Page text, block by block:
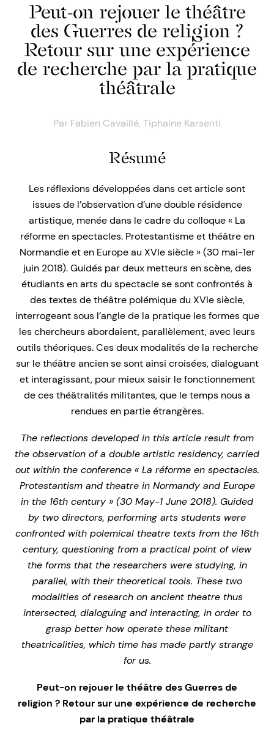
Peut-on rejouer le théâtre
des Guerres de religion ?
Retour sur une expérience
de recherche par la pratique
théâtrale
Par Fabien Cavaillé, Tiphaine Karsenti
Résumé
Les réflexions développées dans cet article sont
issues de l’observation d’une double résidence
artistique, menée dans le cadre du colloque « La
réforme en spectacles. Protestantisme et théâtre en
Normandie et en Europe au XVIe siècle » (30 mai-1er
juin 2018). Guidés par deux metteurs en scène, des
étudiants en arts du spectacle se sont confrontés à
des textes de théâtre polémique du XVIe siècle,
interrogeant sous l’angle de la pratique les formes que
les chercheurs abordaient, parallèlement, avec leurs
outils théoriques. Ces deux modalités de la recherche
sur le théâtre ancien se sont ainsi croisées, dialoguant
et interagissant, pour mieux saisir le fonctionnement
de ces théâtralités militantes, que le temps nous a
rendues en partie étrangères.
The reflections developed in this article result from
the observation of a double artistic residency, carried
out within the conference « La réforme en spectacles.
Protestantism and theatre in Normandy and Europe
in the 16th century » (30 May-1 June 2018). Guided
by two directors, performing arts students were
confronted with polemical theatre texts from the 16th
century, questioning from a practical point of view
the forms that the researchers were studying, in
parallel, with their theoretical tools. These two
modalities of research on ancient theatre thus
intersected, dialoguing and interacting, in order to
grasp better how operate these militant
theatricalities, which time has made partly strange
for us.
Peut-on rejouer le théâtre des Guerres de
religion ? Retour sur une expérience de recherche
par la pratique théâtrale